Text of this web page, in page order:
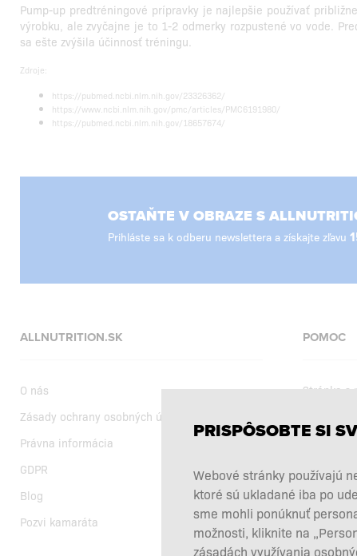
Pump-up predtréningové prípravky je najlepšie používať
výrobku, ale zvyčajne je to 1-2 odmerky rozpustené vo vode.
sa ešte zvýšila účinnosť tréningu.
Zdroje:
https://pubmed.ncbi.nlm.nih.gov/23326362/
https://www.ncbi.nlm.nih.gov/pmc/articles/PMC6191980/
https://pubmed.ncbi.nlm.nih.gov/18657674/
OSTAŇTE V OBRAZE S
Prihláste sa k odberu newslettera a získajte zľavu
ALLNUTRITION.SK
O nás
Zásady ochrany osobných údajov
Právna informácia
GDPR
Blog
Pozvi kamaráta
POMOC
Stránka s
Aktuálne
Výber
Kontakty
PRISPÔSOBTE SI
Webové stránky používajú
ktoré sú ukladané iba po
sme mohli ponúknuť
možnosti, kliknite na
zásadách využívania